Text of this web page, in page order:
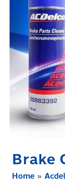
Brake
Home